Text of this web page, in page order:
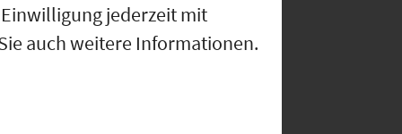
jederzeit mit
auch weitere Informationen.